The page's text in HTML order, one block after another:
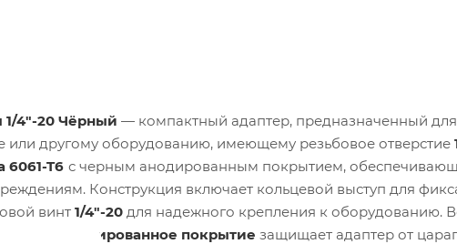
1/4"-20 Чёрный — компактный адаптер, предназначенный для
или другому оборудованию, имеющему резьбовое отверстие
6061-T6 с черным анодированным покрытием,
Конструкция включает кольцевой выступ для
винт 1/4"-20 для надежного крепления к оборудованию.
Анодированное покрытие защищает адаптер от